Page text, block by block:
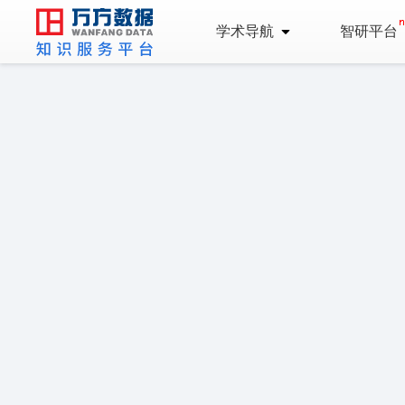
学术导航 智研平台